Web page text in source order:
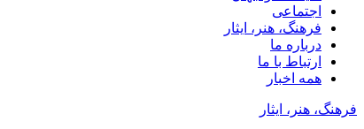
اجتماعی
فرهنگ، هنر، ایثار
درباره ما
ارتباط با ما
همه اخبار
فرهنگ، هنر، ایثار